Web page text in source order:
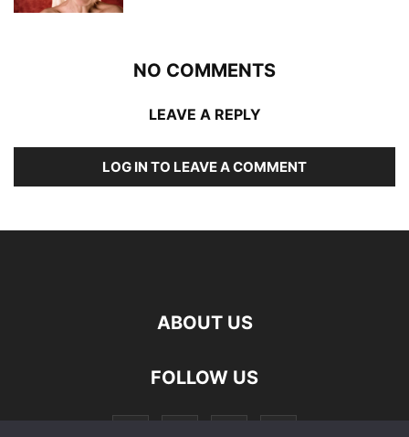
NO COMMENTS
LEAVE A REPLY
LOG IN TO LEAVE A COMMENT
ABOUT US
FOLLOW US